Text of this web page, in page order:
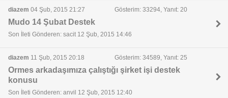
diazem 04 Şub, 2015 21:27 Gösterim: 33294, Yanıt: 20
Mudo 14 Şubat Destek
Son İleti Gönderen: sacit 12 Şub, 2015 14:46
diazem 11 Şub, 2015 20:18 Gösterim: 34589, Yanıt: 25
Ormes arkadaşımıza çalıştığı şirket işi destek
konusu
Son İleti Gönderen: anvil 12 Şub, 2015 12:40